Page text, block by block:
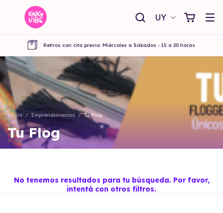
UY
Retiros con cita previa: Miércoles a Sábados - 15 a 20 horas.
Inicio / Emprendimientos / Tu Flog
Tu Flog
No tenemos resultados para tu búsqueda. Por favor,
intentá con otros filtros.